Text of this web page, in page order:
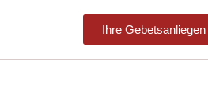
Ihre Gebets­an­lie­gen